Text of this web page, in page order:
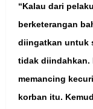
“Kalau dari
berketerangan
diingatkan untuk
tidak diindahkan.
memancing
korban itu.